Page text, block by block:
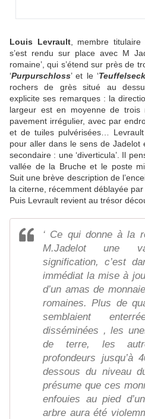
Louis Levrault, membre titulaire
s’est rendu sur place avec M
romaine’, qui s’étend sur près de
‘Purpurschloss’ et le ‘Teuffelseck
rochers de grès situé au
explicite ses remarques : la
largeur est en moyenne de
pavement irrégulier, avec par
et de tuiles pulvérisées…
pour aller dans le sens de
secondaire : une ‘diverticula’. Il
vallée de la Bruche et le poste
Suit une brève description de
la citerne, récemment déblayée par
Puis Levrault revient au trésor
‘ Ce qui donne à la
M.Jadelot une
signification, c’est
immédiat la mise à
d’un amas de
romaines. Plus de
semblaient
disséminées , les
de terre, les
profondeurs jusqu’à
dessous du niveau
présume que ces
enfouies au pied
arbre aura été